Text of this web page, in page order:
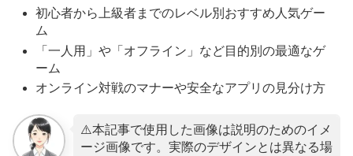
初心者から上級者までのレベル別おすすめ人気ゲー
ム
「一人用」や「オフライン」など目的別の最適なゲ
ーム
オンライン対戦のマナーや安全なアプリの見分け方
⚠️本記事で使用した画像は説明のためのイメ
ージ画像です。実際のデザインとは異なる場